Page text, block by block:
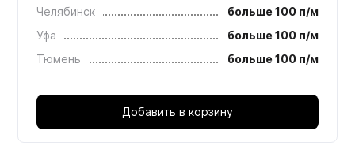
Челябинск
больше 100 п/м
Уфа
больше 100 п/м
Тюмень
больше 100 п/м
Добавить в корзину